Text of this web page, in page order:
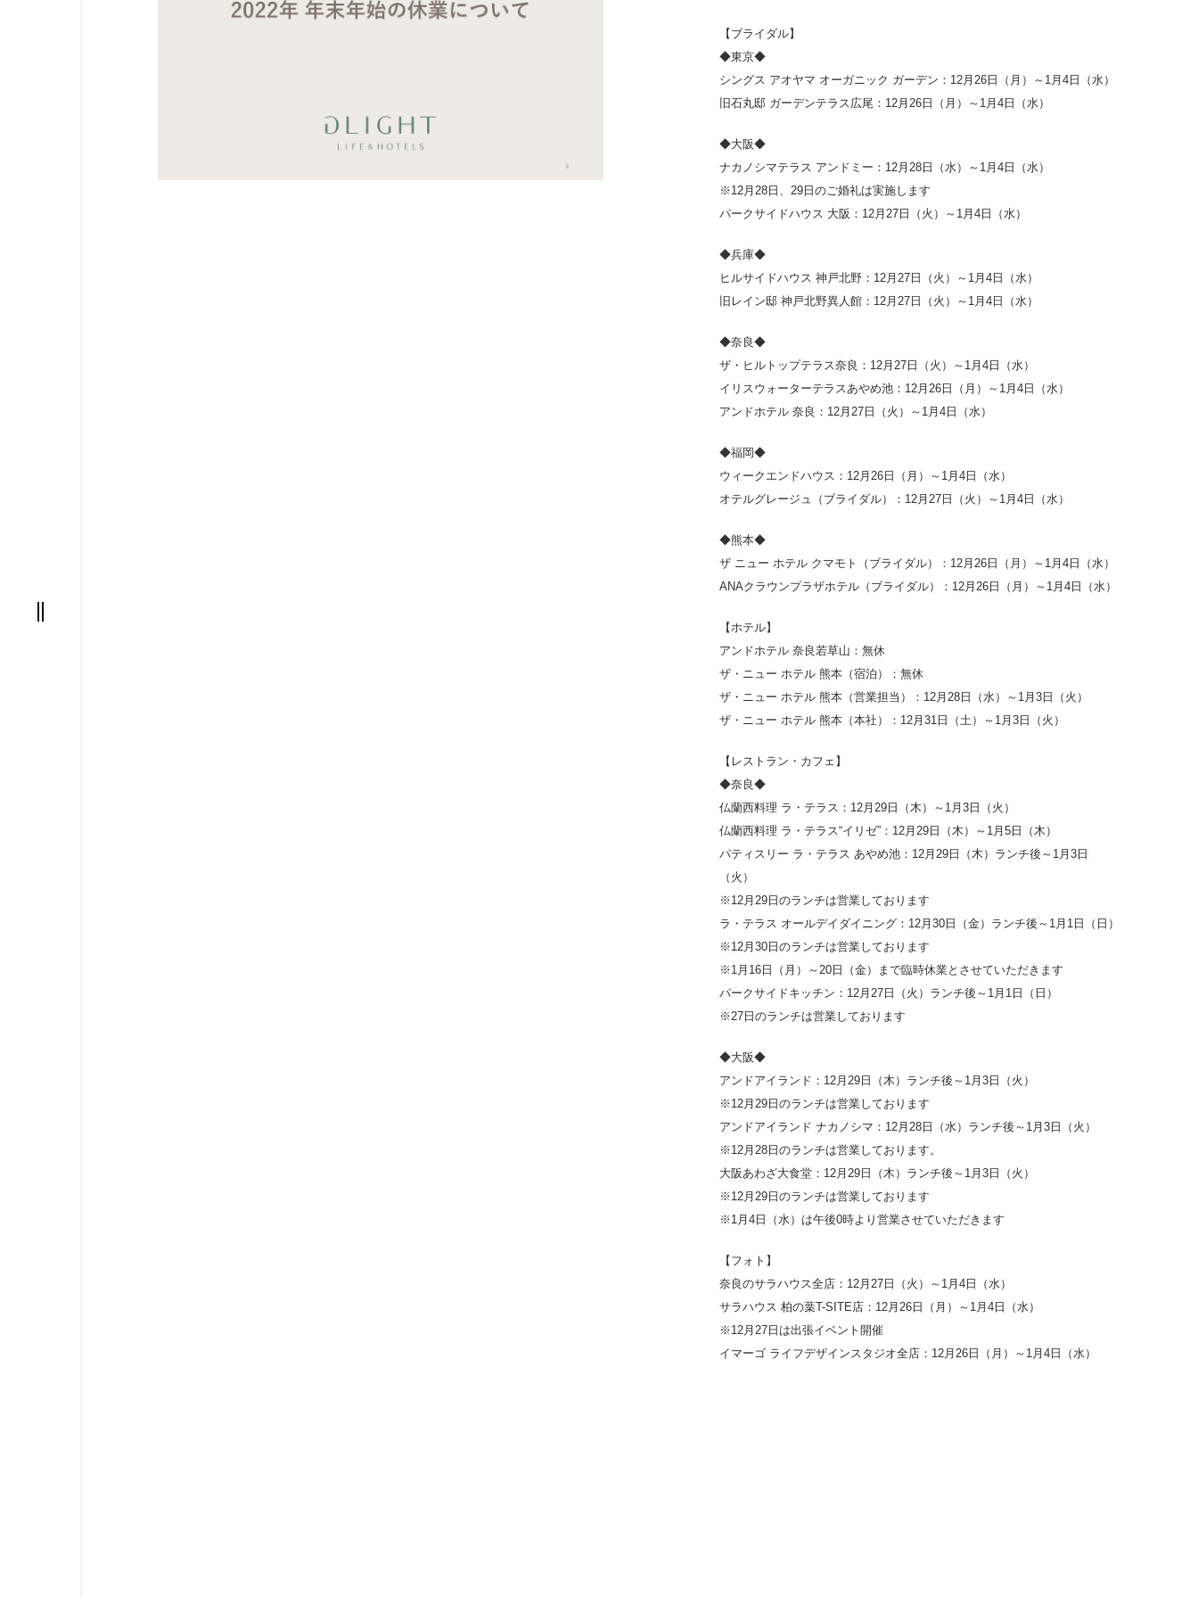
【ブライダル】
◆東京◆
シングス アオヤマ オーガニック ガーデン：12月26日（月）～1月4日（水）
旧石丸邸 ガーデンテラス広尾：12月26日（月）～1月4日（水）
◆大阪◆
ナカノシマテラス アンドミー：12月28日（水）～1月4日（水）
※12月28日、29日のご婚礼は実施します
パークサイドハウス 大阪：12月27日（火）～1月4日（水）
◆兵庫◆
ヒルサイドハウス 神戸北野：12月27日（火）～1月4日（水）
旧レイン邸 神戸北野異人館：12月27日（火）～1月4日（水）
◆奈良◆
ザ・ヒルトップテラス奈良：12月27日（火）～1月4日（水）
イリスウォーターテラスあやめ池：12月26日（月）～1月4日（水）
アンドホテル 奈良：12月27日（火）～1月4日（水）
◆福岡◆
ウィークエンドハウス：12月26日（月）～1月4日（水）
オテルグレージュ（ブライダル）：12月27日（火）～1月4日（水）
◆熊本◆
ザ ニュー ホテル クマモト（ブライダル）：12月26日（月）～1月4日（水）
ANAクラウンプラザホテル（ブライダル）：12月26日（月）～1月4日（水）
【ホテル】
アンドホテル 奈良若草山：無休
ザ・ニュー ホテル 熊本（宿泊）：無休
ザ・ニュー ホテル 熊本（営業担当）：12月28日（水）～1月3日（火）
ザ・ニュー ホテル 熊本（本社）：12月31日（土）～1月3日（火）
【レストラン・カフェ】
◆奈良◆
仏蘭西料理 ラ・テラス：12月29日（木）～1月3日（火）
仏蘭西料理 ラ・テラス“イリゼ”：12月29日（木）～1月5日（木）
パティスリー ラ・テラス あやめ池：12月29日（木）ランチ後～1月3日
（火）
※12月29日のランチは営業しております
ラ・テラス オールデイダイニング：12月30日（金）ランチ後～1月1日（日）
※12月30日のランチは営業しております
※1月16日（月）～20日（金）まで臨時休業とさせていただきます
パークサイドキッチン：12月27日（火）ランチ後～1月1日（日）
※27日のランチは営業しております
◆大阪◆
アンドアイランド：12月29日（木）ランチ後～1月3日（火）
※12月29日のランチは営業しております
アンドアイランド ナカノシマ：12月28日（水）ランチ後～1月3日（火）
※12月28日のランチは営業しております。
大阪あわざ大食堂：12月29日（木）ランチ後～1月3日（火）
※12月29日のランチは営業しております
※1月4日（水）は午後0時より営業させていただきます
【フォト】
奈良のサラハウス全店：12月27日（火）～1月4日（水）
サラハウス 柏の葉T-SITE店：12月26日（月）～1月4日（水）
※12月27日は出張イベント開催
イマーゴ ライフデザインスタジオ全店：12月26日（月）～1月4日（水）